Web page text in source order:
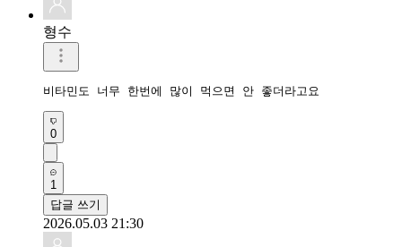
형수
비타민도 너무 한번에 많이 먹으면 안 좋더라고요
0
1
답글 쓰기
2026.05.03 21:30